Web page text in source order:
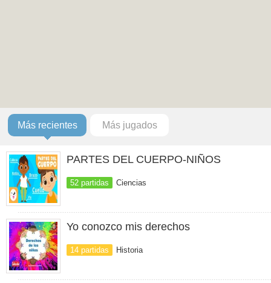
Más recientes Más jugados
PARTES DEL CUERPO-NIÑOS
52 partidas Ciencias
Yo conozco mis derechos
14 partidas Historia